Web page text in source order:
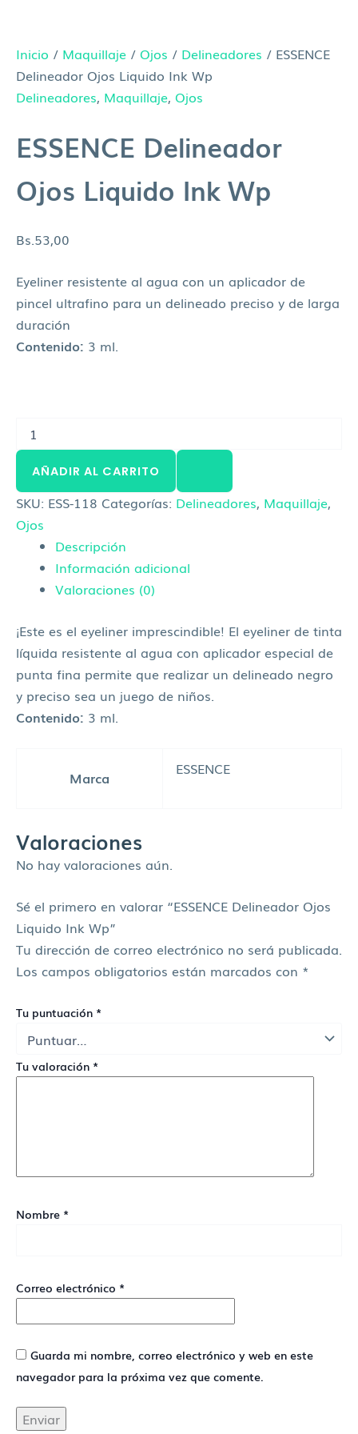
Inicio / Maquillaje / Ojos / Delineadores / ESSENCE
Delineador Ojos Liquido Ink Wp
Delineadores, Maquillaje, Ojos
ESSENCE Delineador
Ojos Liquido Ink Wp
Bs.53,00
Eyeliner resistente al agua con un aplicador de
pincel ultrafino para un delineado preciso y de larga
duración
Contenido: 3 ml.
AÑADIR AL CARRITO
SKU: ESS-118 Categorías: Delineadores, Maquillaje,
Ojos
Descripción
Información adicional
Valoraciones (0)
¡Este es el eyeliner imprescindible! El eyeliner de tinta
líquida resistente al agua con aplicador especial de
punta fina permite que realizar un delineado negro
y preciso sea un juego de niños.
Contenido: 3 ml.
Marca ESSENCE
Valoraciones
No hay valoraciones aún.
Sé el primero en valorar “ESSENCE Delineador Ojos
Liquido Ink Wp”
Tu dirección de correo electrónico no será publicada.
Los campos obligatorios están marcados con *
Tu puntuación *
Tu valoración *
Nombre *
Correo electrónico *
Guarda mi nombre, correo electrónico y web en este
navegador para la próxima vez que comente.